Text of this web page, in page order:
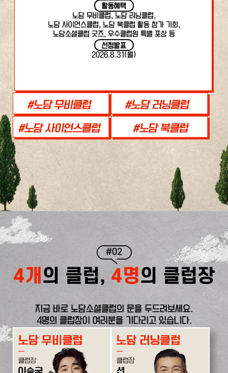
활동혜택
노담 무비클럽, 노담 러닝클럽,
노담 사이언스클럽, 노담 북클럽 활동 참가 기회,
노담소셜클럽 굿즈, 우수클럽원 특별 포상 등
선정발표
2026.8.31(월)
#02
4개 의 클럽, 4명의 클럽장
지금 바로 노담소셜클럽의 문을 두드려보세요.
4명의 클럽장이 여러분을 기다리고 있습니다.